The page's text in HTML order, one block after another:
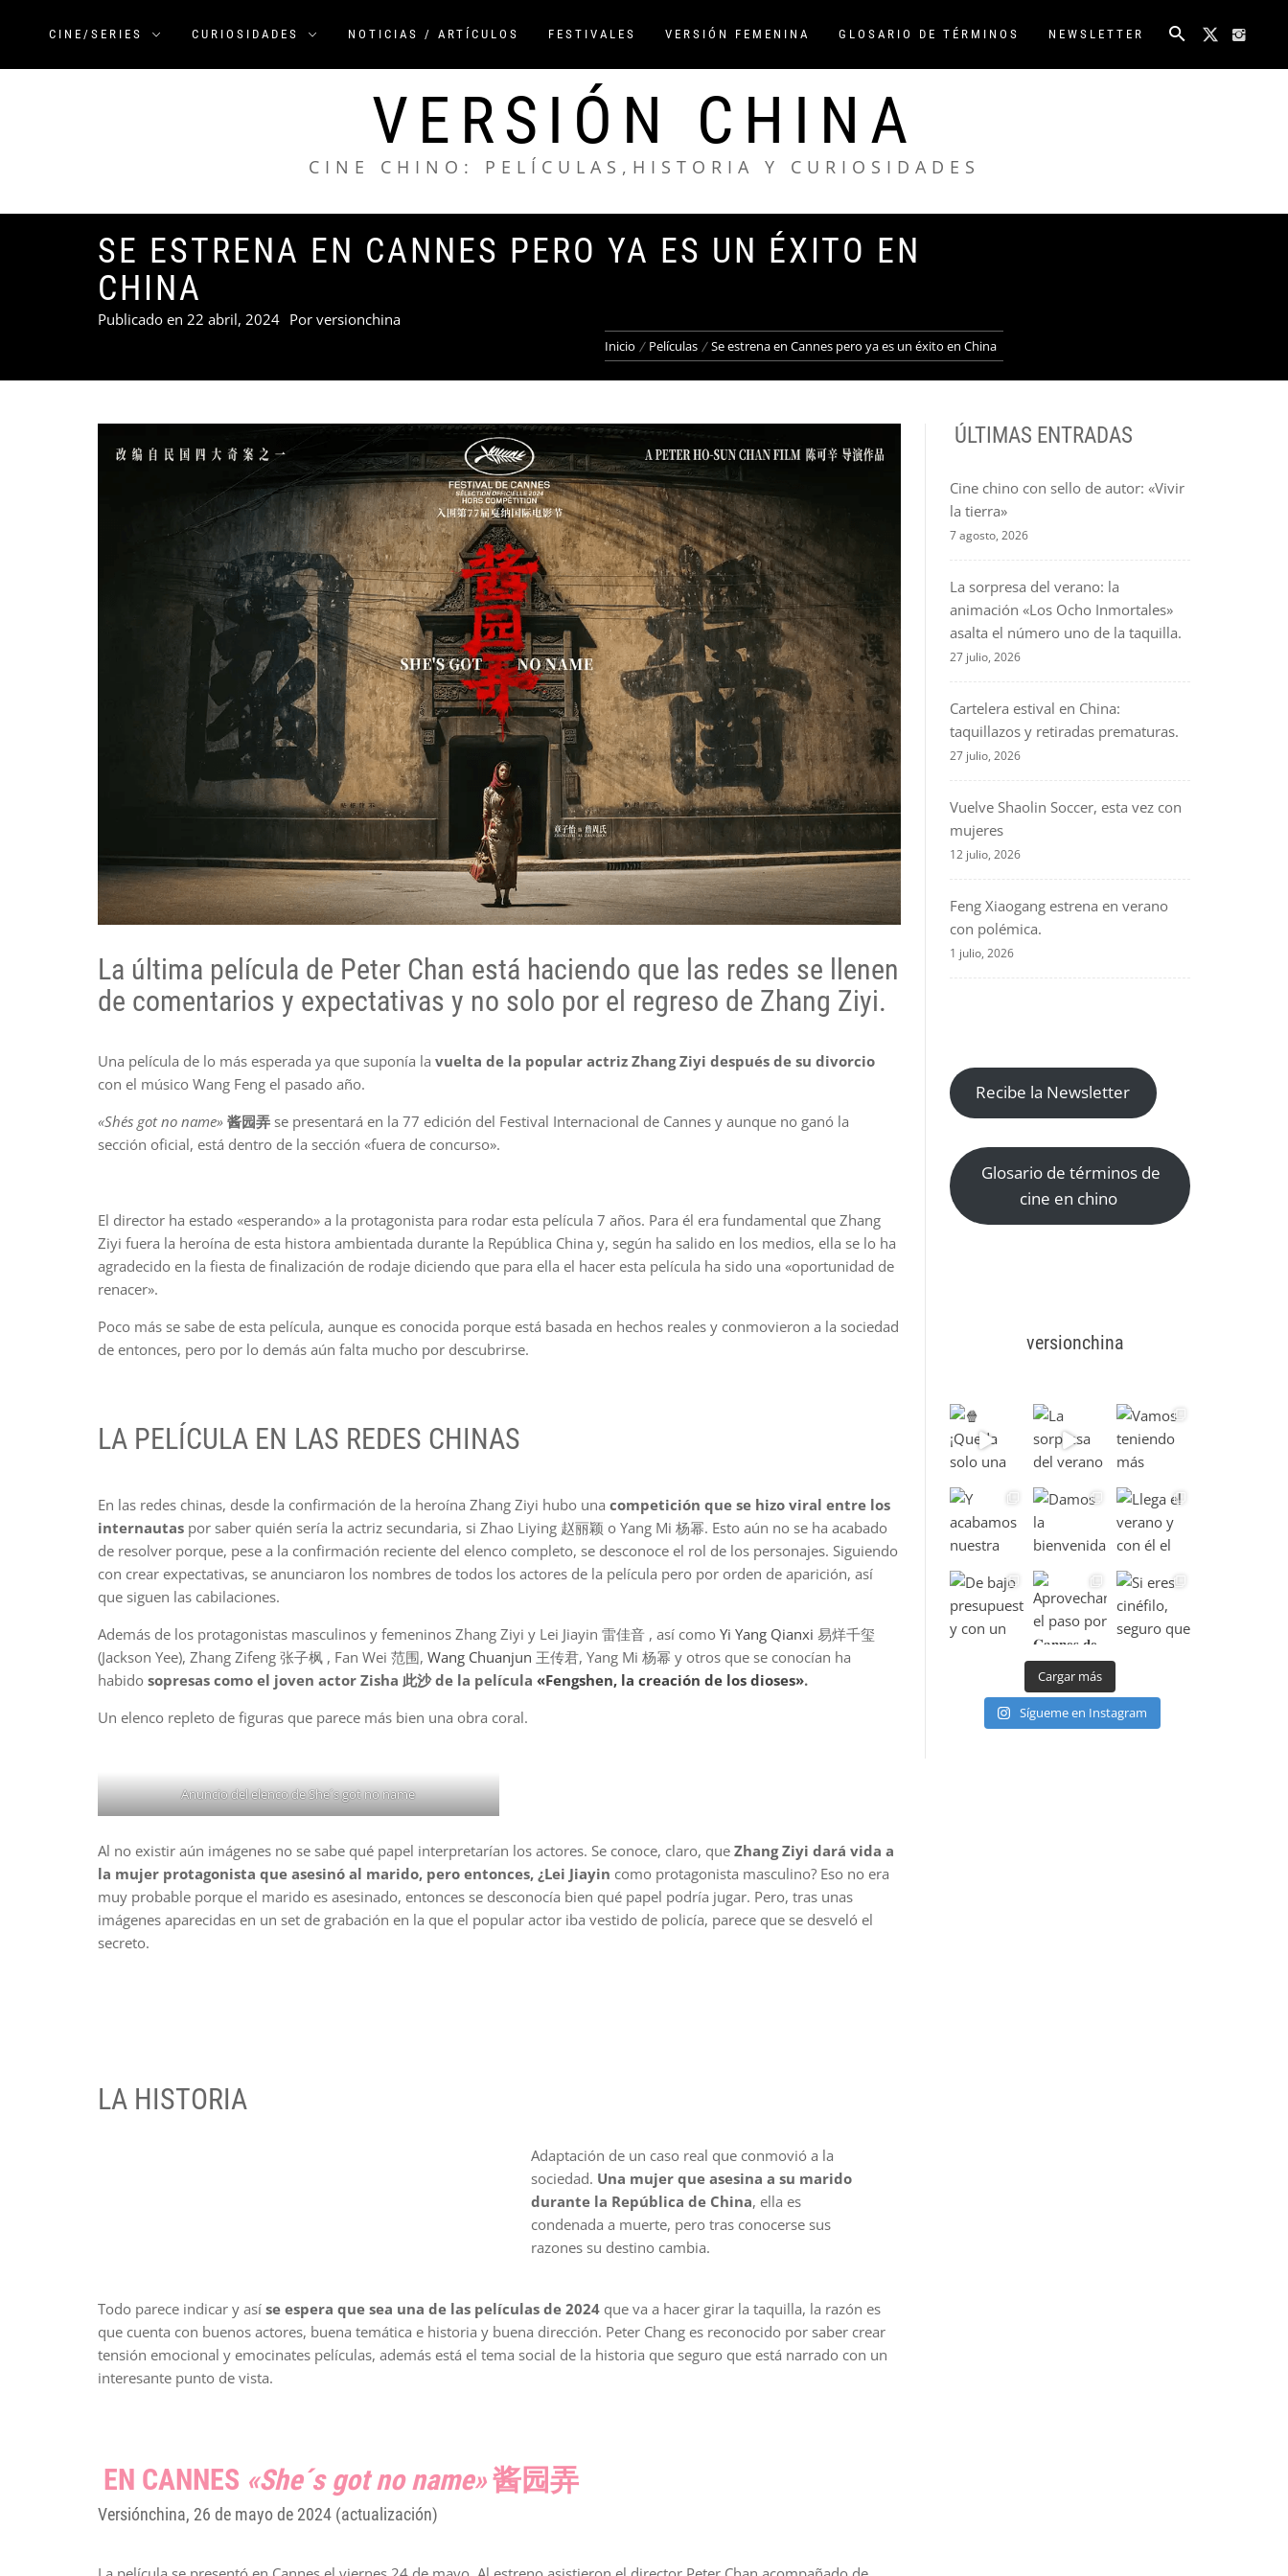
CINE/SERIES CURIOSIDADES NOTICIAS / ARTÍCULOS FESTIVALES VERSIÓN FEMENINA GLOSARIO DE TÉRMINOS NEWSLETTER
VERSIÓN CHINA
CINE CHINO: PELÍCULAS,HISTORIA Y CURIOSIDADES
SE ESTRENA EN CANNES PERO YA ES UN ÉXITO EN
CHINA
Publicado en 22 abril, 2024 Por versionchina
Inicio Películas Se estrena en Cannes pero ya es un éxito en China
La última película de Peter Chan está haciendo que las redes se llenen
de comentarios y expectativas y no solo por el regreso de Zhang Ziyi.
Una película de lo más esperada ya que suponía la vuelta de la popular actriz Zhang Ziyi después de su divorcio
con el músico Wang Feng el pasado año.
«She´s got no name» 酱园弄 se presentará en la 77 edición del Festival Internacional de Cannes y aunque no ganó la
sección oficial, está dentro de la sección «fuera de concurso».
El director ha estado «esperando» a la protagonista para rodar esta película 7 años. Para él era fundamental que Zhang
Ziyi fuera la heroína de esta histora ambientada durante la República China y, según ha salido en los medios, ella se lo ha
agradecido en la fiesta de finalización de rodaje diciendo que para ella el hacer esta película ha sido una «oportunidad de
renacer».
Poco más se sabe de esta película, aunque es conocida porque está basada en hechos reales y conmovieron a la sociedad
de entonces, pero por lo demás aún falta mucho por descubrirse.
LA PELÍCULA EN LAS REDES CHINAS
En las redes chinas, desde la confirmación de la heroína Zhang Ziyi hubo una competición que se hizo viral entre los
internautas por saber quién sería la actriz secundaria, si Zhao Liying 赵丽颖 o Yang Mi 杨幂. Esto aún no se ha acabado
de resolver porque, pese a la confirmación reciente del elenco completo, se desconoce el rol de los personajes. Siguiendo
con crear expectativas, se anunciaron los nombres de todos los actores de la película pero por orden de aparición, así
que siguen las cabilaciones.
Además de los protagonistas masculinos y femeninos Zhang Ziyi y Lei Jiayin 雷佳音 , así como Yi Yang Qianxi 易烊千玺
(Jackson Yee), Zhang Zifeng 张子枫 , Fan Wei 范围, Wang Chuanjun 王传君, Yang Mi 杨幂 y otros que se conocían ha
habido sopresas como el joven actor Zisha 此沙 de la película «Fengshen, la creación de los dioses».
Un elenco repleto de figuras que parece más bien una obra coral.
Anuncio del elenco de She´s got no name
Al no existir aún imágenes no se sabe qué papel interpretarían los actores. Se conoce, claro, que Zhang Ziyi dará vida a
la mujer protagonista que asesinó al marido, pero entonces, ¿Lei Jiayin como protagonista masculino? Eso no era
muy probable porque el marido es asesinado, entonces se desconocía bien qué papel podría jugar. Pero, tras unas
imágenes aparecidas en un set de grabación en la que el popular actor iba vestido de policía, parece que se desveló el
secreto.
LA HISTORIA
Adaptación de un caso real que conmovió a la
sociedad. Una mujer que asesina a su marido
durante la República de China, ella es
condenada a muerte, pero tras conocerse sus
razones su destino cambia.
Todo parece indicar y así se espera que sea una de las películas de 2024 que va a hacer girar la taquilla, la razón es
que cuenta con buenos actores, buena temática e historia y buena dirección. Peter Chang es reconocido por saber crear
tensión emocional y emocinates películas, además está el tema social de la historia que seguro que está narrado con un
interesante punto de vista.
EN CANNES «She´s got no name»酱园弄
Versiónchina, 26 de mayo de 2024 (actualización)
ÚLTIMAS ENTRADAS
Cine chino con sello de autor: «Vivir
la tierra»
7 agosto, 2026
La sorpresa del verano: la
animación «Los Ocho Inmortales»
asalta el número uno de la taquilla.
27 julio, 2026
Cartelera estival en China:
taquillazos y retiradas prematuras.
27 julio, 2026
Vuelve Shaolin Soccer, esta vez con
mujeres
12 julio, 2026
Feng Xiaogang estrena en verano
con polémica.
1 julio, 2026
Recibe la Newsletter
Glosario de términos de
cine en chino
versionchina
Cargar más
Sígueme en Instagram